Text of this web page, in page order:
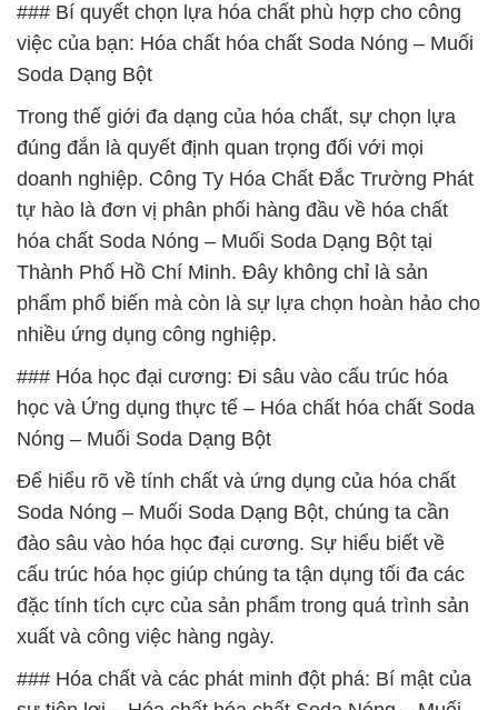
### Bí quyết chọn lựa hóa chất phù hợp cho công
việc của bạn: Hóa chất hóa chất Soda Nóng – Muối
Soda Dạng Bột
Trong thế giới đa dạng của hóa chất, sự chọn lựa
đúng đắn là quyết định quan trọng đối với mọi
doanh nghiệp. Công Ty Hóa Chất Đắc Trường Phát
tự hào là đơn vị phân phối hàng đầu về hóa chất
hóa chất Soda Nóng – Muối Soda Dạng Bột tại
Thành Phố Hồ Chí Minh. Đây không chỉ là sản
phẩm phổ biến mà còn là sự lựa chọn hoàn hảo cho
nhiều ứng dụng công nghiệp.
### Hóa học đại cương: Đi sâu vào cấu trúc hóa
học và Ứng dụng thực tế – Hóa chất hóa chất Soda
Nóng – Muối Soda Dạng Bột
Để hiểu rõ về tính chất và ứng dụng của hóa chất
Soda Nóng – Muối Soda Dạng Bột, chúng ta cần
đào sâu vào hóa học đại cương. Sự hiểu biết về
cấu trúc hóa học giúp chúng ta tận dụng tối đa các
đặc tính tích cực của sản phẩm trong quá trình sản
xuất và công việc hàng ngày.
### Hóa chất và các phát minh đột phá: Bí mật của